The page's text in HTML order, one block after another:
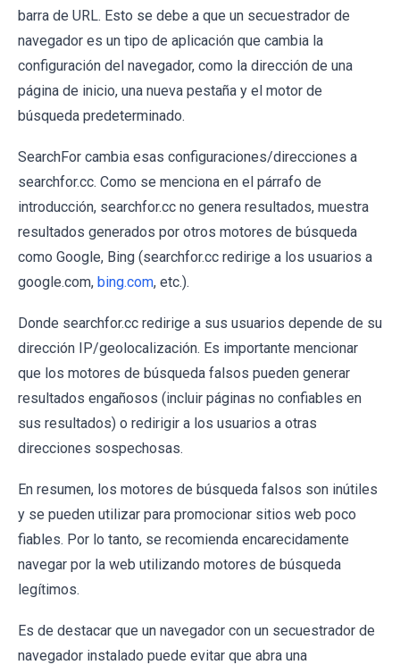
barra de URL. Esto se debe a que un secuestrador de
navegador es un tipo de aplicación que cambia la
configuración del navegador, como la dirección de una
página de inicio, una nueva pestaña y el motor de
búsqueda predeterminado.
SearchFor cambia esas configuraciones/direcciones a
searchfor.cc. Como se menciona en el párrafo de
introducción, searchfor.cc no genera resultados, muestra
resultados generados por otros motores de búsqueda
como Google, Bing (searchfor.cc redirige a los usuarios a
google.com, bing.com, etc.).
Donde searchfor.cc redirige a sus usuarios depende de su
dirección IP/geolocalización. Es importante mencionar
que los motores de búsqueda falsos pueden generar
resultados engañosos (incluir páginas no confiables en
sus resultados) o redirigir a los usuarios a otras
direcciones sospechosas.
En resumen, los motores de búsqueda falsos son inútiles
y se pueden utilizar para promocionar sitios web poco
fiables. Por lo tanto, se recomienda encarecidamente
navegar por la web utilizando motores de búsqueda
legítimos.
Es de destacar que un navegador con un secuestrador de
navegador instalado puede evitar que abra una